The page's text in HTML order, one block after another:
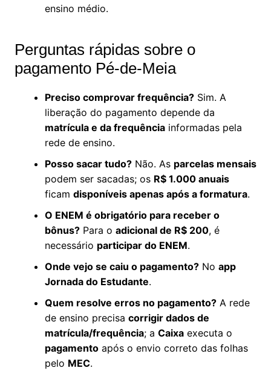
ensino médio.
Perguntas rápidas sobre o
pagamento Pé-de-Meia
Preciso comprovar frequência?Sim. A
liberação do pagamento depende da
matrícula e da frequênciainformadas pela
rede de ensino.
Posso sacar tudo?Não. As parcelas mensais
podem ser sacadas; os R$ 1.000 anuais
ficam disponíveis apenas após a formatura.
O ENEM é obrigatório para receber o
bônus?Para o adicional de R$ 200, é
necessário participar do ENEM.
Onde vejo se caiu o pagamento?No app
Jornada do Estudante.
Quem resolve erros no pagamento?A rede
de ensino precisa corrigir dados de
matrícula/frequência; a Caixaexecuta o
pagamentoapós o envio correto das folhas
pelo MEC.